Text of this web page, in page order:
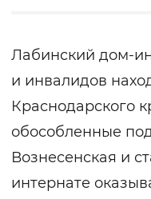
Лабинский дом-
и инвалидов
Краснодарского
обособленные
Вознесенская и
интернате